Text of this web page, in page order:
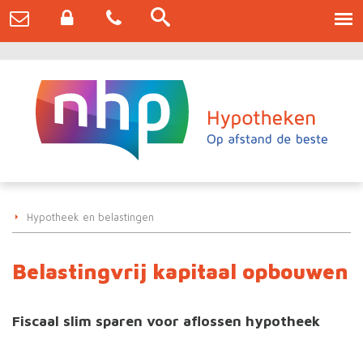
Hypotheek en belastingen
Belastingvrij kapitaal opbouwen
Fiscaal slim sparen voor aflossen hypotheek